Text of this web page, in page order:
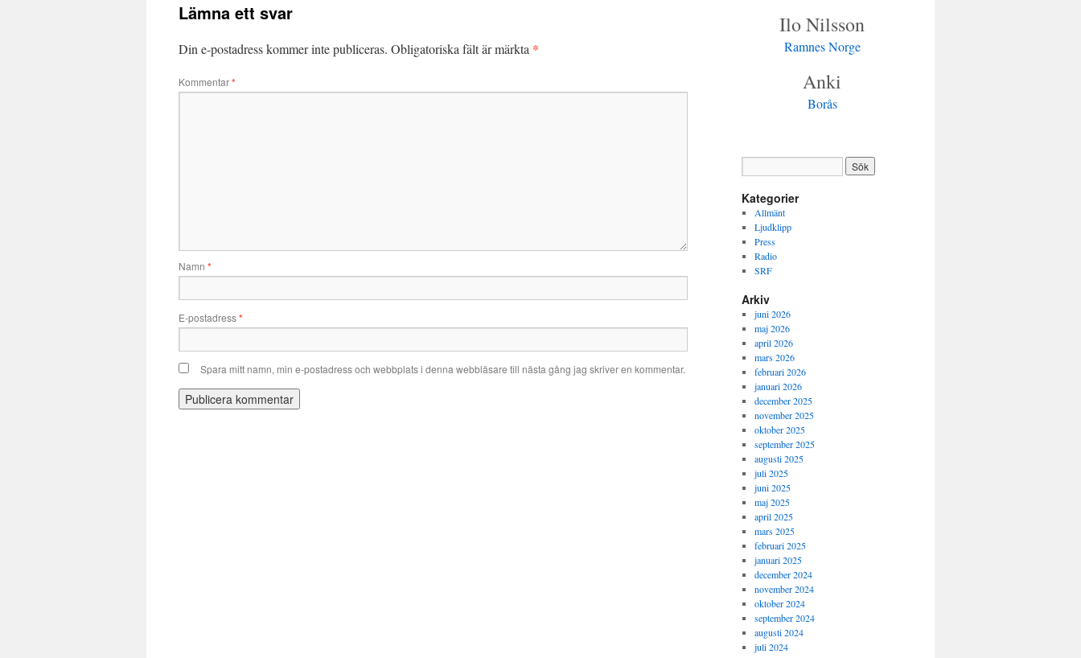
Lämna ett svar
Din e-postadress kommer inte publiceras. Obligatoriska fält är märkta *
Kommentar*
Namn *
E-postadress*
Spara mitt namn, min e-postadress och webbplats i denna webbläsare till nästa gång jag skriver en kommentar.
Ilo Nilsson
Ramnes Norge
Anki
Borås
Kategorier
Allmänt
Ljudklipp
Press
Radio
SRF
Arkiv
juni 2026
maj 2026
april 2026
mars 2026
februari 2026
januari 2026
december 2025
november 2025
oktober 2025
september 2025
augusti 2025
juli 2025
juni 2025
maj 2025
april 2025
mars 2025
februari 2025
januari 2025
december 2024
november 2024
oktober 2024
september 2024
augusti 2024
juli 2024